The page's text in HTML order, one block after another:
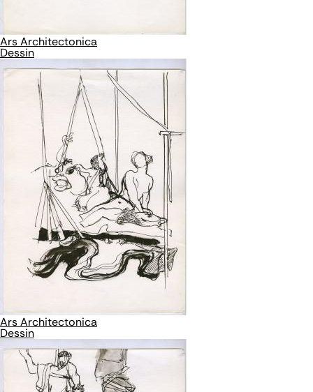
Ars Architectonica
Dessin
Ars Architectonica
Dessin